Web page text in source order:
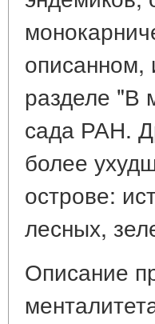
описанном,
разделе "В
сада РАН.
более
острове:
лесных,
Описание